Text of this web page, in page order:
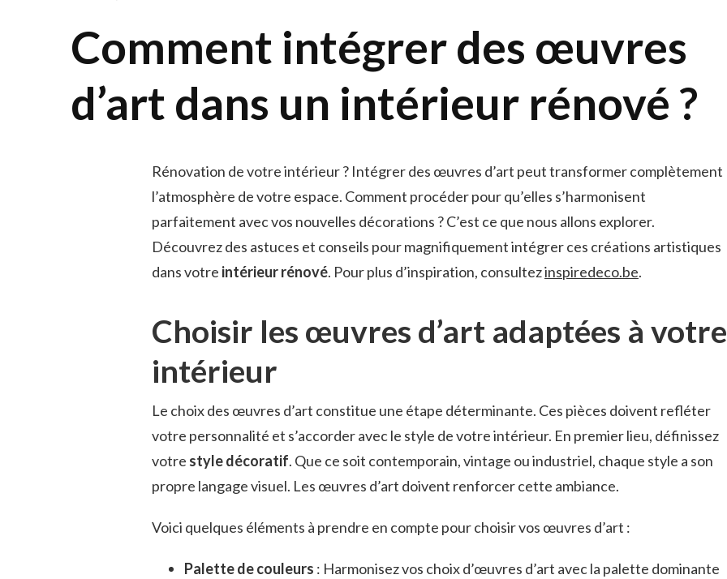
Comment intégrer des œuvres
d’art dans un intérieur rénové ?
Rénovation de votre intérieur ? Intégrer des œuvres d’art peut transformer complètement
l’atmosphère de votre espace. Comment procéder pour qu’elles s’harmonisent
parfaitement avec vos nouvelles décorations ? C’est ce que nous allons explorer.
Découvrez des astuces et conseils pour magnifiquement intégrer ces créations artistiques
dans votre intérieur rénové. Pour plus d’inspiration, consultezinspiredeco.be.
Choisir les œuvres d’art adaptées à votre
intérieur
Le choix des œuvres d’art constitue une étape déterminante. Ces pièces doivent refléter
votre personnalité et s’accorder avec le style de votre intérieur. En premier lieu, définissez
votre style décoratif. Que ce soit contemporain, vintage ou industriel, chaque style a son
propre langage visuel. Les œuvres d’art doivent renforcer cette ambiance.
Voici quelques éléments à prendre en compte pour choisir vos œuvres d’art :
Palette de couleurs : Harmonisez vos choix d’œuvres d’art avec la palette dominante